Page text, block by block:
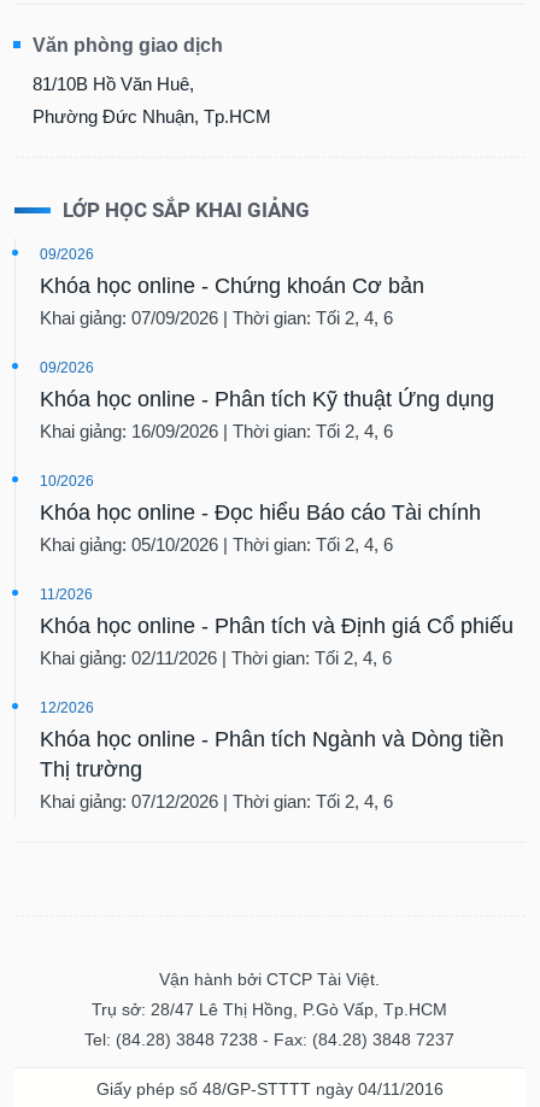
Văn phòng giao dịch
81/10B Hồ Văn Huê,
Phường Đức Nhuận, Tp.HCM
LỚP HỌC SẮP KHAI GIẢNG
09/2026
Khóa học online - Chứng khoán Cơ bản
Khai giảng: 07/09/2026 | Thời gian: Tối 2, 4, 6
09/2026
Khóa học online - Phân tích Kỹ thuật Ứng dụng
Khai giảng: 16/09/2026 | Thời gian: Tối 2, 4, 6
10/2026
Khóa học online - Đọc hiểu Báo cáo Tài chính
Khai giảng: 05/10/2026 | Thời gian: Tối 2, 4, 6
11/2026
Khóa học online - Phân tích và Định giá Cổ phiếu
Khai giảng: 02/11/2026 | Thời gian: Tối 2, 4, 6
12/2026
Khóa học online - Phân tích Ngành và Dòng tiền
Thị trường
Khai giảng: 07/12/2026 | Thời gian: Tối 2, 4, 6
Vận hành bởi CTCP Tài Việt.
Trụ sở: 28/47 Lê Thị Hồng, P.Gò Vấp, Tp.HCM
Tel: (84.28) 3848 7238 - Fax: (84.28) 3848 7237
Giấy phép số 48/GP-STTTT ngày 04/11/2016